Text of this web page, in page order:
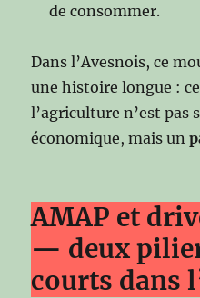
de consommer.
Dans l’Avesnois, ce
une histoire longue :
l’agriculture n’est pas
économique, mais un
AMAP et
— deux
courts dans